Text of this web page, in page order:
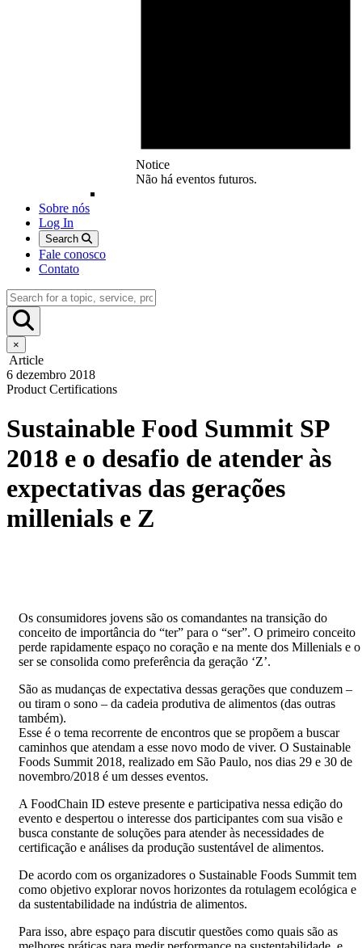
Notice
Não há eventos futuros.
Sobre nós
Log In
Search
Fale conosco
Contato
×
Article
6 dezembro 2018
Product Certifications
Sustainable Food Summit SP
2018 e o desafio de atender às
expectativas das gerações
millenials e Z
Os consumidores jovens são os comandantes na transição do
conceito de importância do “ter” para o “ser”. O primeiro conceito
perde rapidamente espaço no coração e na mente dos Millenials e o
ser se consolida como preferência da geração ‘Z’.
São as mudanças de expectativa dessas gerações que conduzem –
ou tiram o sono – da cadeia produtiva de alimentos (das outras
também).
Esse é o tema recorrente de encontros que se propõem a buscar
caminhos que atendam a esse novo modo de viver. O Sustainable
Foods Summit 2018, realizado em São Paulo, nos dias 29 e 30 de
novembro/2018 é um desses eventos.
A FoodChain ID esteve presente e participativa nessa edição do
evento e despertou o interesse dos participantes com sua visão e
busca constante de soluções para atender às necessidades de
certificação e análises da produção sustentável de alimentos.
De acordo com os organizadores o Sustainable Foods Summit tem
como objetivo explorar novos horizontes da rotulagem ecológica e
da sustentabilidade na indústria de alimentos.
Para isso, abre espaço para discutir questões como quais são as